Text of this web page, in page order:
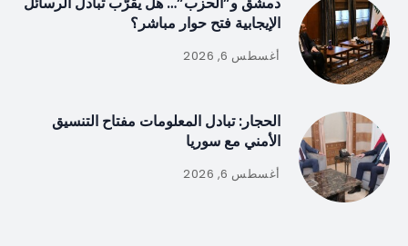
الإيجابية فتح حوار مباشر؟
أغسطس 6, 2026
الحجار: تبادل المعلومات مفتاح التنسيق
الأمني مع سوريا
أغسطس 6, 2026